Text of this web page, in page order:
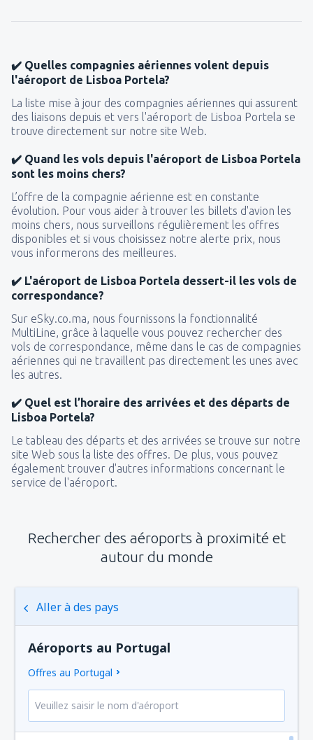
✔️ Quelles compagnies aériennes volent depuis
l'aéroport de Lisboa Portela?
La liste mise à jour des compagnies aériennes qui assurent
des liaisons depuis et vers l'aéroport de Lisboa Portela se
trouve directement sur notre site Web.
✔️ Quand les vols depuis l'aéroport de Lisboa Portela
sont les moins chers?
L’offre de la compagnie aérienne est en constante
évolution. Pour vous aider à trouver les billets d'avion les
moins chers, nous surveillons régulièrement les offres
disponibles et si vous choisissez notre alerte prix, nous
vous informerons des meilleures.
✔️ L'aéroport de Lisboa Portela dessert-il les vols de
correspondance?
Sur eSky.co.ma, nous fournissons la fonctionnalité
MultiLine, grâce à laquelle vous pouvez rechercher des
vols de correspondance, même dans le cas de compagnies
aériennes qui ne travaillent pas directement les unes avec
les autres.
✔️ Quel est l’horaire des arrivées et des départs de
Lisboa Portela?
Le tableau des départs et des arrivées se trouve sur notre
site Web sous la liste des offres. De plus, vous pouvez
également trouver d'autres informations concernant le
service de l'aéroport.
Rechercher des aéroports à proximité et
autour du monde
Aller à des pays
Aéroports au Portugal
Offres au Portugal